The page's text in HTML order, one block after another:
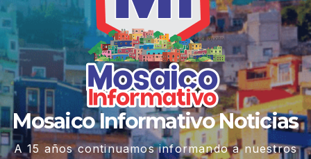
Mosaico Informativo Noticias
A 15 años continuamos informando a nuestros